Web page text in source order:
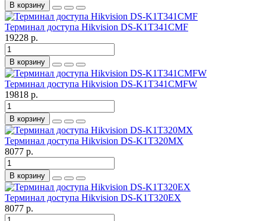
В корзину
Терминал доступа Hikvision DS-K1T341CMF
19228 р.
В корзину
Терминал доступа Hikvision DS-K1T341CMFW
19818 р.
В корзину
Терминал доступа Hikvision DS-K1T320MX
8077 р.
В корзину
Терминал доступа Hikvision DS-K1T320EX
8077 р.